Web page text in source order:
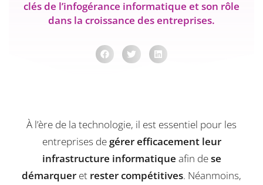
clés de l’infogérance informatique et son rôle
dans la croissance des entreprises.
À l’ère de la technologie, il est essentiel pour les
entreprises de gérer efficacement leur
infrastructure informatique afin dese
démarquer et rester compétitives. Néanmoins,